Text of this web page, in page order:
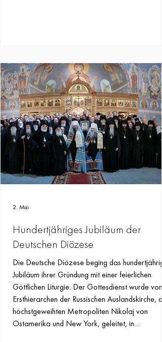
Hundertjähriges Jubiläum der
Deutschen Diözese
Die Deutsche Diözese beging das
Jubiläum ihrer Gründung mit einer feierlichen
Göttlichen Liturgie. Der Gottesdienst wurde vom
Ersthierarchen der Russischen Auslandskirche,
höchstgeweihten Metropoliten Nikolaj von
Ostamerika und New York, geleitet, in
2. Mai